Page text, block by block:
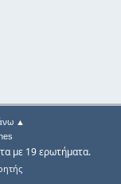
▲
με 19 ερωτήματα.